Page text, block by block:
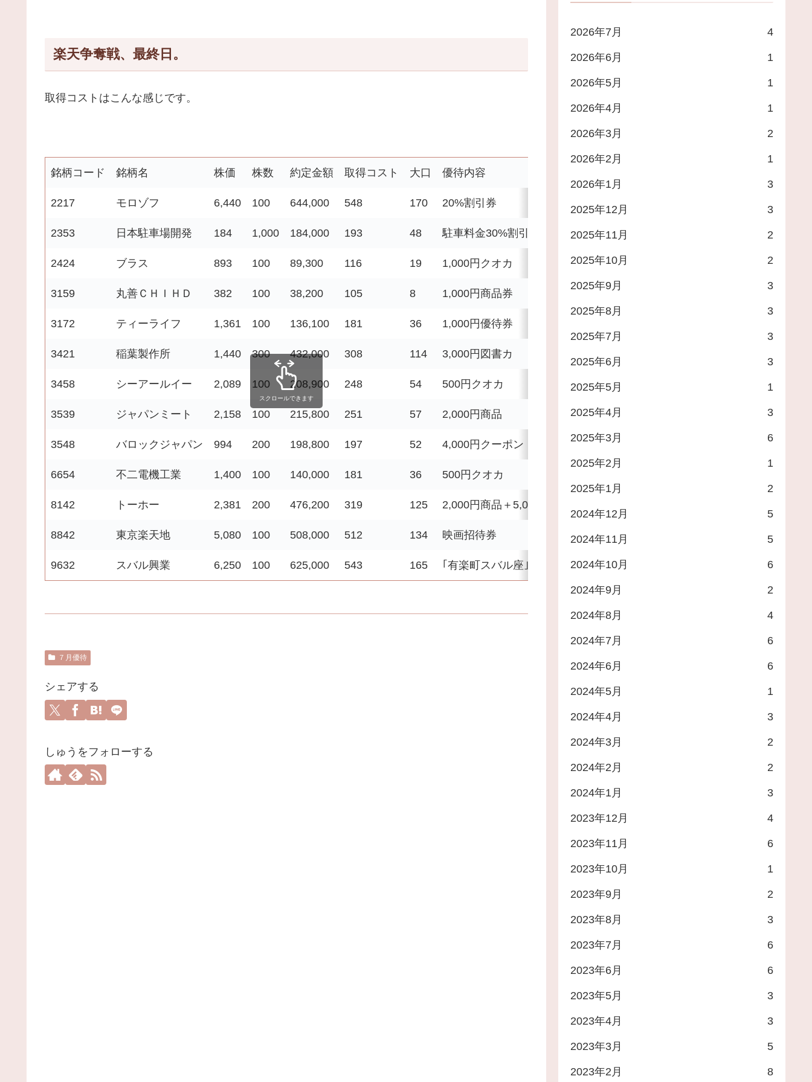
楽天争奪戦、最終日。
取得コストはこんな感じです。
銘柄コード 銘柄名 株価 株数 約定金額 取得コスト 大口 優待内容
2217 モロゾフ 6,440 100 644,000 548 170 20%割引券
2353 日本駐車場開発 184 1,000 184,000 193 48 駐車料金30%割引券など
2424 ブラス 893 100 89,300 116 19 1,000円クオカ
3159 丸善ＣＨＩＨＤ 382 100 38,200 105 8 1,000円商品券
3172 ティーライフ 1,361 100 136,100 181 36 1,000円優待券
3421 稲葉製作所 1,440 300 432,000 308 114 3,000円図書カ
3458 シーアールイー 2,089 100 208,900 248 54 500円クオカ
3539 ジャパンミート 2,158 100 215,800 251 57 2,000円商品
3548 バロックジャパン 994 200 198,800 197 52 4,000円クーポン
6654 不二電機工業 1,400 100 140,000 181 36 500円クオカ
8142 トーホー 2,381 200 476,200 319 125 2,000円商品＋5,000円割引券
8842 東京楽天地 5,080 100 508,000 512 134 映画招待券
9632 スバル興業 6,250 100 625,000 543 165 ｢有楽町スバル座｣招待
スクロールできます
７月優待
シェアする
しゅうをフォローする
2026年7月 4
2026年6月 1
2026年5月 1
2026年4月 1
2026年3月 2
2026年2月 1
2026年1月 3
2025年12月 3
2025年11月 2
2025年10月 2
2025年9月 3
2025年8月 3
2025年7月 3
2025年6月 3
2025年5月 1
2025年4月 3
2025年3月 6
2025年2月 1
2025年1月 2
2024年12月 5
2024年11月 5
2024年10月 6
2024年9月 2
2024年8月 4
2024年7月 6
2024年6月 6
2024年5月 1
2024年4月 3
2024年3月 2
2024年2月 2
2024年1月 3
2023年12月 4
2023年11月 6
2023年10月 1
2023年9月 2
2023年8月 3
2023年7月 6
2023年6月 6
2023年5月 3
2023年4月 3
2023年3月 5
2023年2月 8